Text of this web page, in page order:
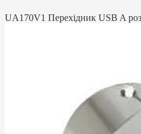
UA170V1 Перехідник USB A